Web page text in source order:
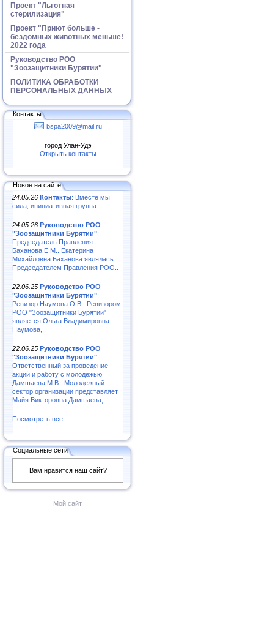
Проект "Льготная
стерилизация"
Проект "Приют больше -
бездомных животных меньше!
2022 года
Руководство РОО
"Зоозащитники Бурятии"
ПОЛИТИКА ОБРАБОТКИ
ПЕРСОНАЛЬНЫХ ДАННЫХ
Контакты
bspa2009@mail.ru
город Улан-Удэ
Открыть контакты
Новое на сайте
24.05.26 Контакты: Вместе мы
сила, инициативная группа
24.05.26 Руководство РОО
"Зоозащитники Бурятии":
Председатель Правления
Баханова Е.М.. Екатерина
Михайловна Баханова являлась
Председателем Правления РОО..
22.06.25 Руководство РОО
"Зоозащитники Бурятии":
Ревизор Наумова О.В.. Ревизором
РОО "Зоозащитники Бурятии"
является Ольга Владимировна
Наумова,..
22.06.25 Руководство РОО
"Зоозащитники Бурятии":
Ответственный за проведение
акций и работу с молодежью
Дамшаева М.В.. Молодежный
сектор организации представляет
Майя Викторовна Дамшаева,..
Посмотреть все
Социальные сети
Вам нравится наш сайт?
Мой сайт